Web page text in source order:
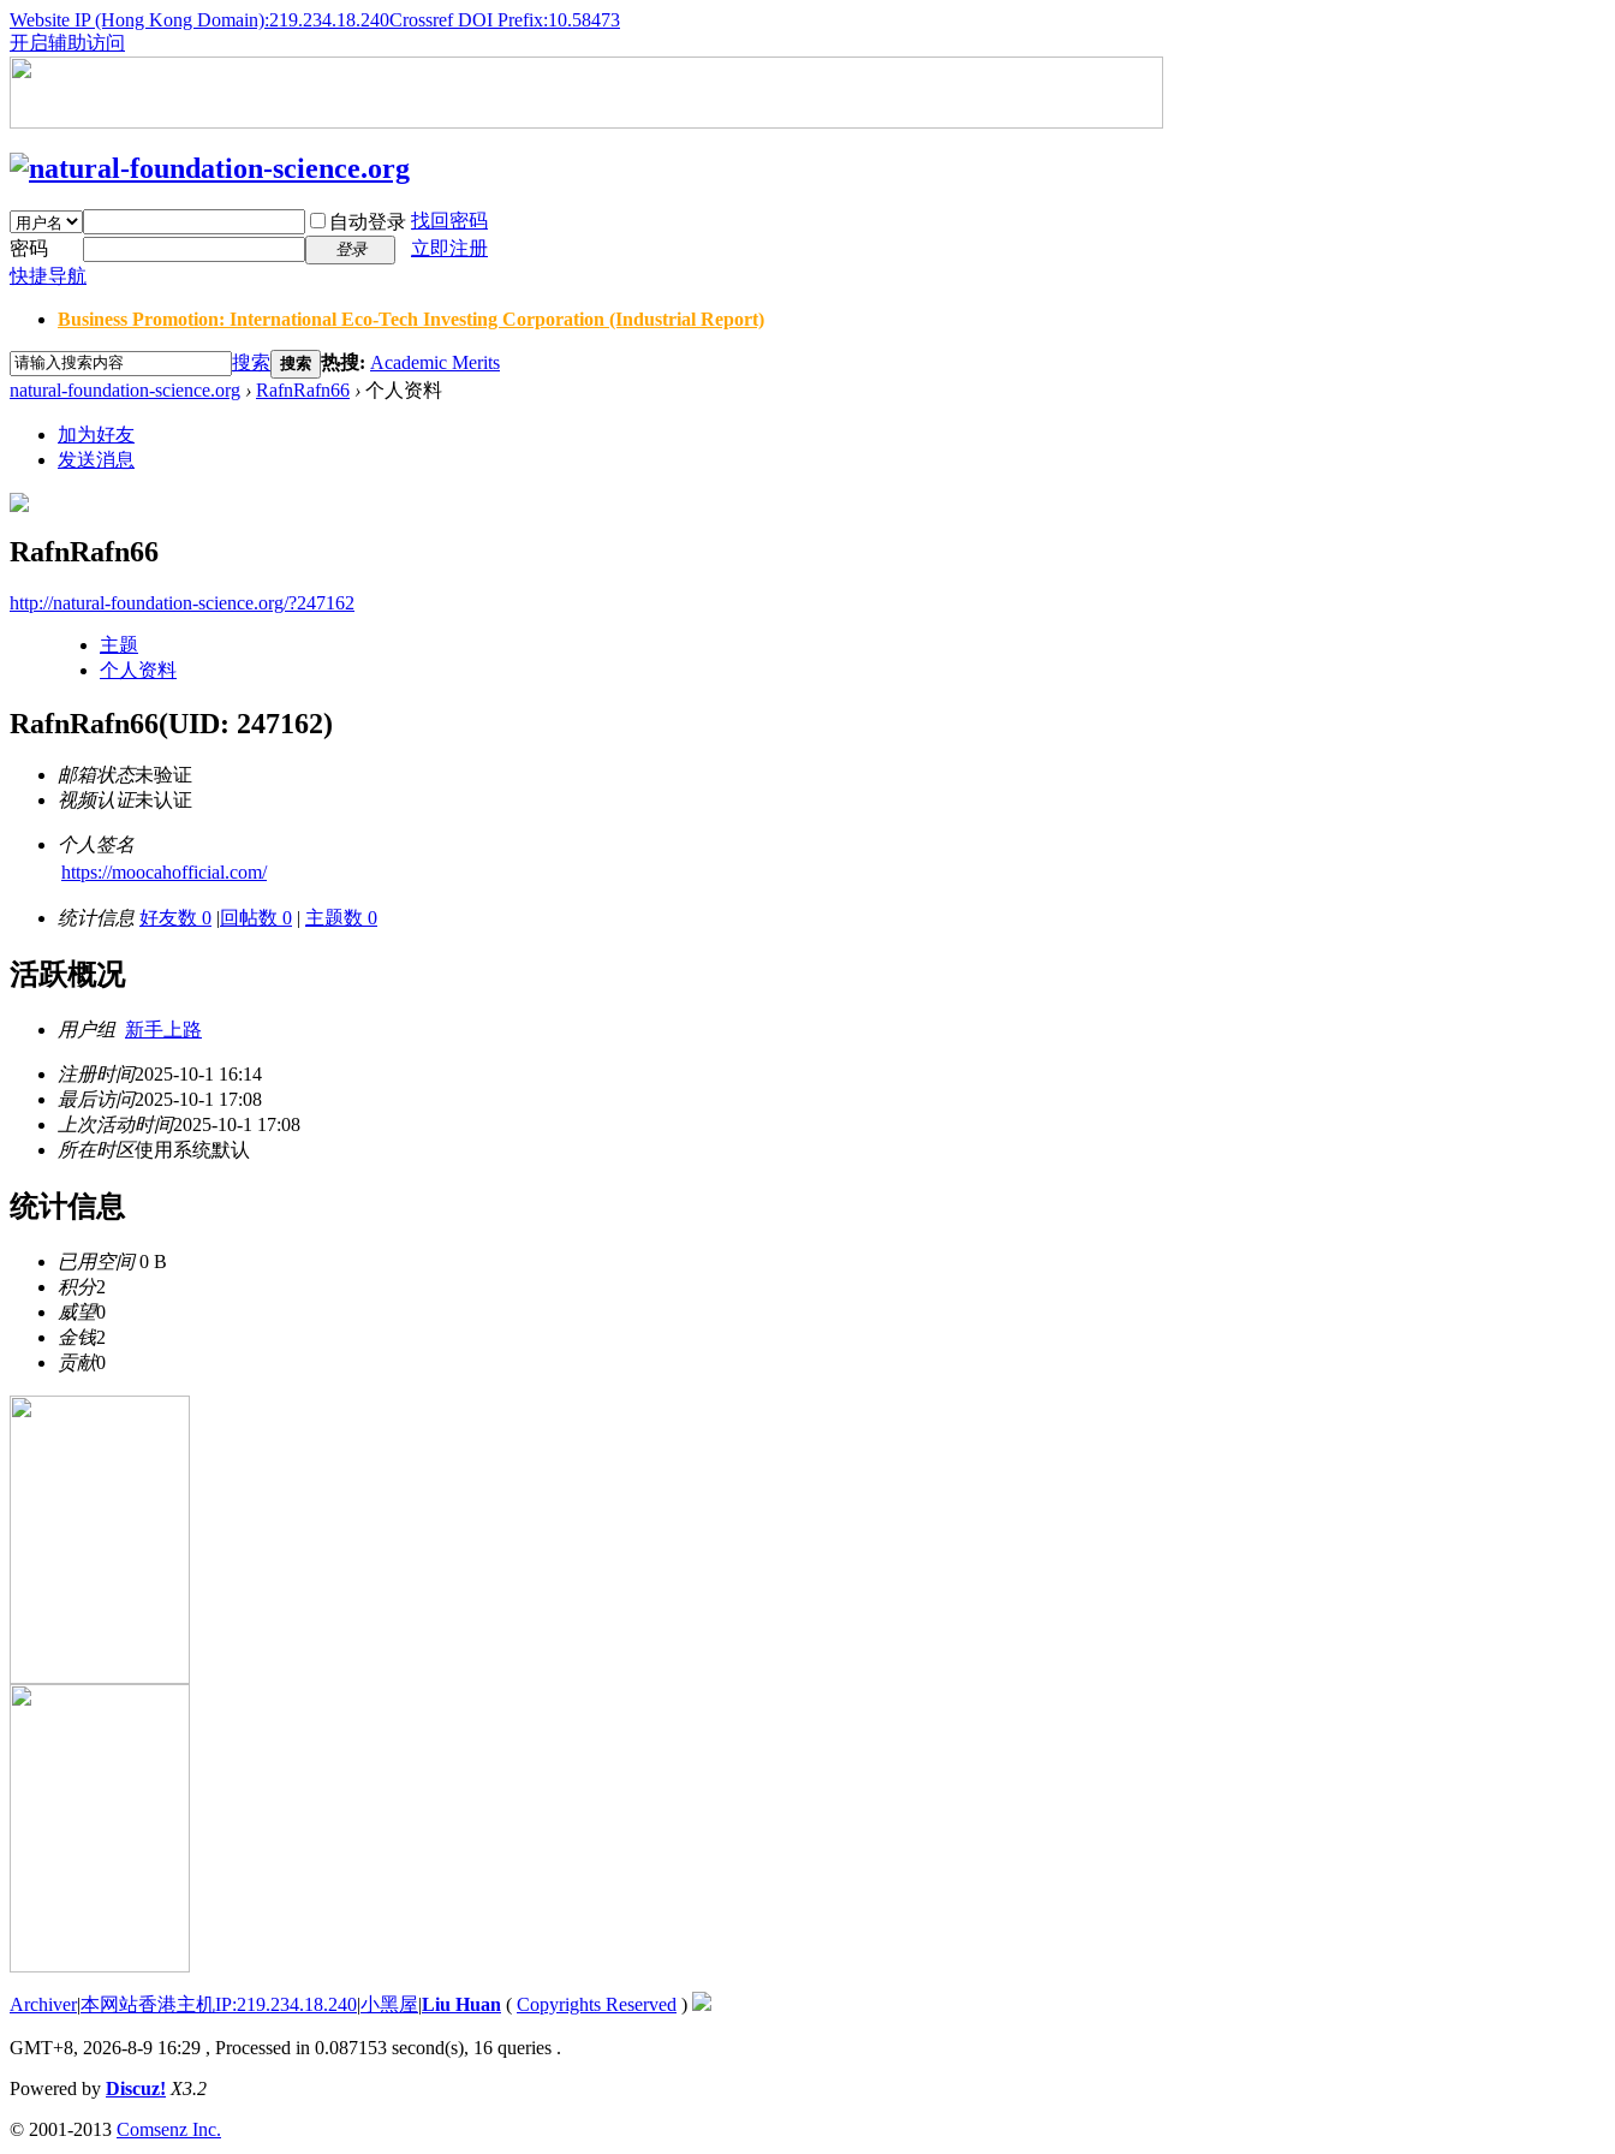
Website IP (Hong Kong Domain):219.234.18.240Crossref DOI Prefix:10.58473
开启辅助访问
自动登录 找回密码
密码
登录
立即注册
快捷导航
Business Promotion: International Eco-Tech Investing Corporation (Industrial Report)
搜索 搜索 热搜: Academic Merits
natural-foundation-science.org › RafnRafn66 › 个人资料
加为好友
发送消息
RafnRafn66
http://natural-foundation-science.org/?247162
主题
个人资料
RafnRafn66(UID: 247162)
邮箱状态未验证
视频认证未认证
个人签名
https://moocahofficial.com/
统计信息 好友数 0 |回帖数 0 | 主题数 0
活跃概况
用户组 新手上路
注册时间2025-10-1 16:14
最后访问2025-10-1 17:08
上次活动时间2025-10-1 17:08
所在时区使用系统默认
统计信息
已用空间0 B
积分2
威望0
金钱2
贡献0
Archiver|本网站香港主机IP:219.234.18.240|小黑屋|Liu Huan ( Copyrights Reserved )
GMT+8, 2026-8-9 16:29 , Processed in 0.087153 second(s), 16 queries .
Powered by Discuz! X3.2
© 2001-2013 Comsenz Inc.